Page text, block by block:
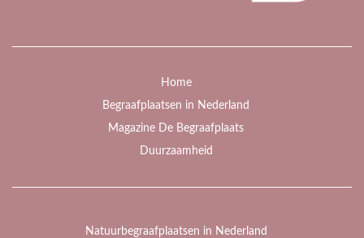
Home
Begraafplaatsen in Nederland
Magazine De Begraafplaats
Duurzaamheid
Natuurbegraafplaatsen in Nederland